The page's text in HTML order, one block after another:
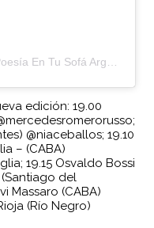
edición: 19.00
@niaceballos; 19.10
– (CABA)
19.15 Osvaldo Bossi
(Santiago del
Massaro (CABA)
(Río Negro)